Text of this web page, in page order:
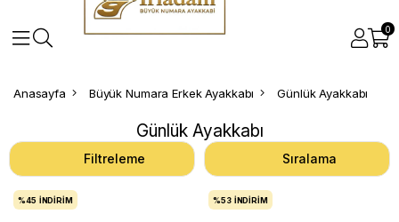
0
Anasayfa Büyük Numara Erkek Ayakkabı Günlük Ayakkabı
Günlük Ayakkabı
Filtreleme Sıralama
%45 İNDIRIM %53 İNDIRIM